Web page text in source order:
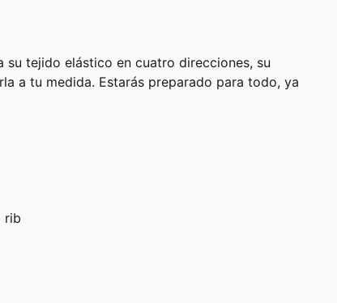
su tejido elástico en cuatro direcciones, su
a tu medida. Estarás preparado para todo, ya
rib